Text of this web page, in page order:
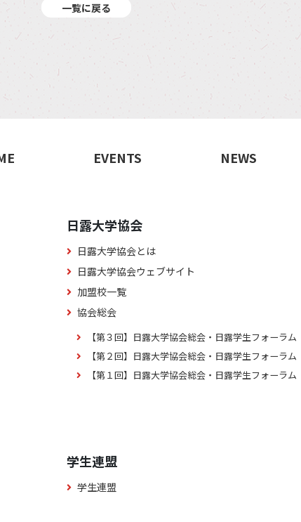
一覧に戻る
EVENTS NEWS
日露大学協会
日露大学協会とは
日露大学協会ウェブサイト
加盟校一覧
協会総会
【第３回】日露大学協会総会・日露学生フォーラム
【第２回】日露大学協会総会・日露学生フォーラム
【第１回】日露大学協会総会・日露学生フォーラム
学生連盟
学生連盟